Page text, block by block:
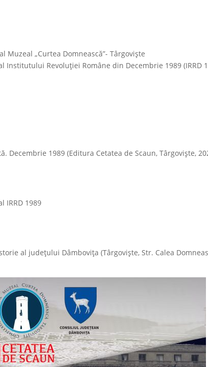
Muzeal „Curtea Domnească”- Târgoviște
Institutului Revoluției Române din Decembrie 1989 (IRRD
Decembrie 1989 (Editura Cetatea de Scaun, Târgoviște,
IRRD 1989
al județului Dâmbovița (Târgovişte, Str. Calea